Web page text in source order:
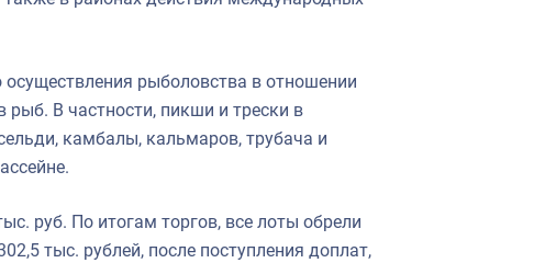
рыболовства в отношении
В частности, пикши и трески в
камбалы, кальмаров, трубача и
руб. По итогам торгов, все лоты обрели
тыс. рублей, после поступления доплат,